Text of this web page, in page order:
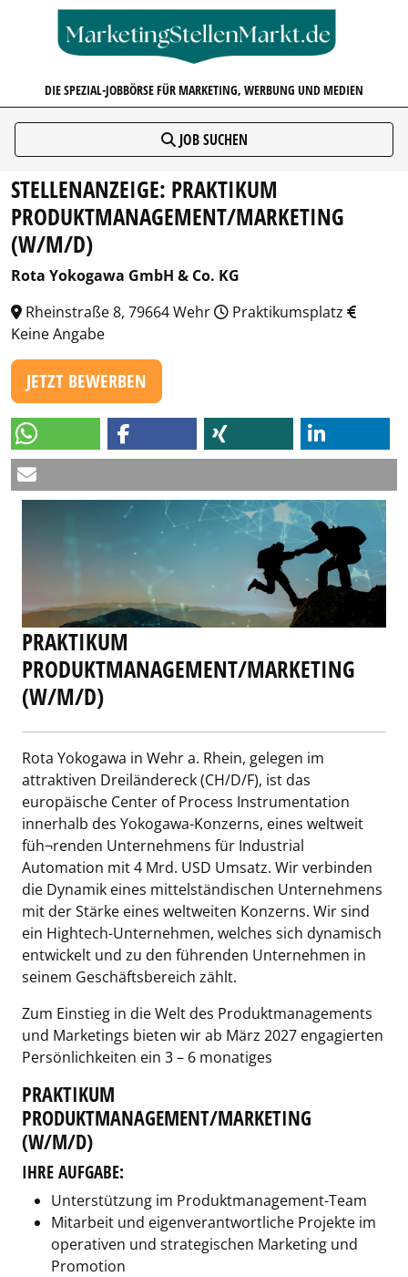
DIE SPEZIAL-JOBBÖRSE FÜR MARKETING, WERBUNG UND MEDIEN
JOB SUCHEN
STELLENANZEIGE: PRAKTIKUM
PRODUKTMANAGEMENT/MARKETING
(W/M/D)
Rota Yokogawa GmbH & Co. KG
Rheinstraße 8, 79664 Wehr
Praktikumsplatz
Keine Angabe
JETZT BEWERBEN
PRAKTIKUM
PRODUKTMANAGEMENT/MARKETING
(W/M/D)
Rota Yokogawa in Wehr a. Rhein, gelegen im
attraktiven Dreiländereck (CH/D/F), ist das
europäische Center of Process Instrumentation
innerhalb des Yokogawa-Konzerns, eines weltweit
füh¬renden Unternehmens für Industrial
Automation mit 4 Mrd. USD Umsatz. Wir verbinden
die Dynamik eines mittelständischen Unternehmens
mit der Stärke eines weltweiten Konzerns. Wir sind
ein Hightech-Unternehmen, welches sich dynamisch
entwickelt und zu den führenden Unternehmen in
seinem Geschäftsbereich zählt.
Zum Einstieg in die Welt des Produktmanagements
und Marketings bieten wir ab März 2027 engagierten
Persönlichkeiten ein 3 – 6 monatiges
PRAKTIKUM
PRODUKTMANAGEMENT/MARKETING
(W/M/D)
IHRE AUFGABE:
Unterstützung im Produktmanagement-Team
Mitarbeit und eigenverantwortliche Projekte im
operativen und strategischen Marketing und
Promotion